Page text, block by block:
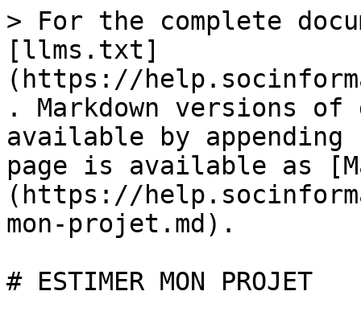
> For the complete
[llms.txt]
(https://
. Markdown versions of
available by
page is available as
(https://
mon-projet.md).
# ESTIMER MON PROJET